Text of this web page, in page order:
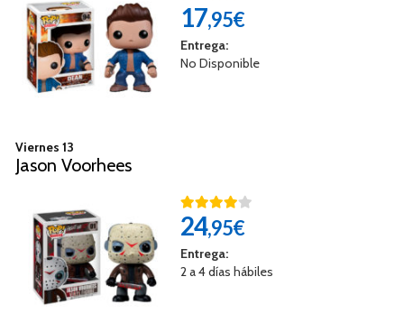
17,95€
Entrega:
No Disponible
Viernes 13
Jason Voorhees
24,95€
Entrega:
2 a 4 días hábiles